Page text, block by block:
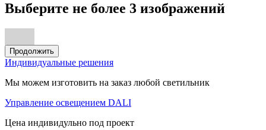
Выберите не более 3 изображений
Продолжить
Индивидуальные решения
Мы можем изготовить на заказ любой светильник
Управление освещением DALI
Цена индивидульно под проект